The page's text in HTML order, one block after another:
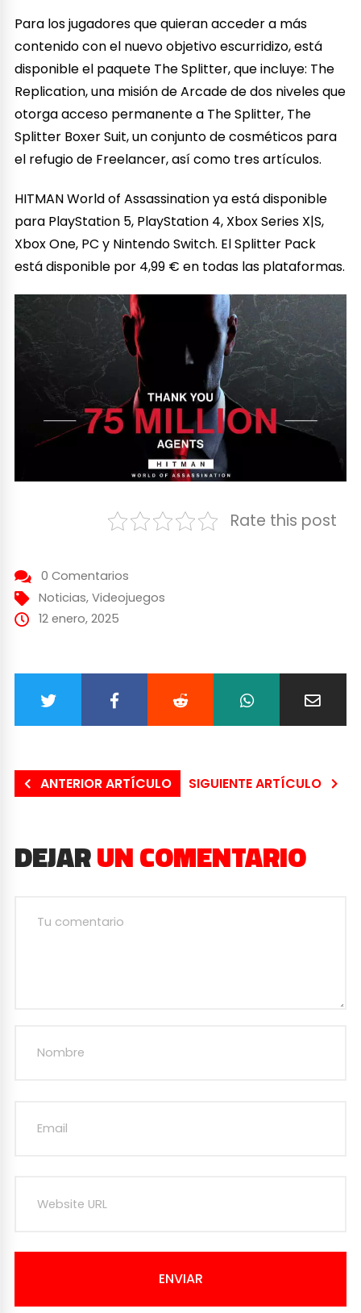
Para los jugadores que quieran acceder a más
contenido con el nuevo objetivo escurridizo, está
disponible el paquete The Splitter, que incluye: The
Replication, una misión de Arcade de dos niveles que
otorga acceso permanente a The Splitter, The
Splitter Boxer Suit, un conjunto de cosméticos para
el refugio de Freelancer, así como tres artículos.
HITMAN World of Assassination ya está disponible
para PlayStation 5, PlayStation 4, Xbox Series X|S,
Xbox One, PC y Nintendo Switch. El Splitter Pack
está disponible por 4,99 € en todas las plataformas.
Rate this post
0 Comentarios
Noticias, Videojuegos
12 enero, 2025
ANTERIOR ARTÍCULO SIGUIENTE ARTÍCULO
DEJARUN COMENTARIO
ENVIAR